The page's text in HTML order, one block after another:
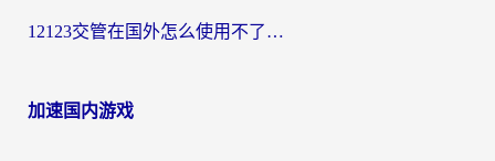
12123交管在国外怎么使用不了？海外华人必看的无缝访问国内资源指南
加速国内游戏